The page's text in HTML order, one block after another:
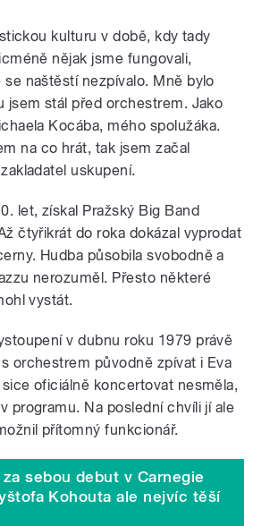
kulturu v době, kdy tady
nějak jsme fungovali,
naštěstí nezpívalo. Mně bylo
jsem stál před orchestrem. Jako
Kocába, mého spolužáka.
na co hrát, tak jsem začal
uskupení.
let, získal Pražský Big Band
čtyřikrát do roka dokázal vyprodat
Hudba působila svobodně a
nerozuměl. Přesto některé
vystát.
v dubnu roku 1979 právě
orchestrem původně zpívat i Eva
oficiálně koncertovat nesměla,
programu. Na poslední chvíli jí ale
přítomný funkcionář.
sebou debut v Carnegie
Kohouta ale nejvíc těší